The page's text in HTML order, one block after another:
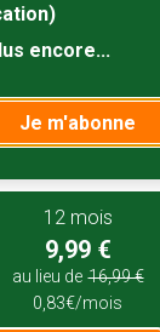
Tracé GPS
aux
la-
Tracé GPS
encore...
Je m'abonne
12 mois
9,99 €
au lieu de 16,99 €
0,83€/mois